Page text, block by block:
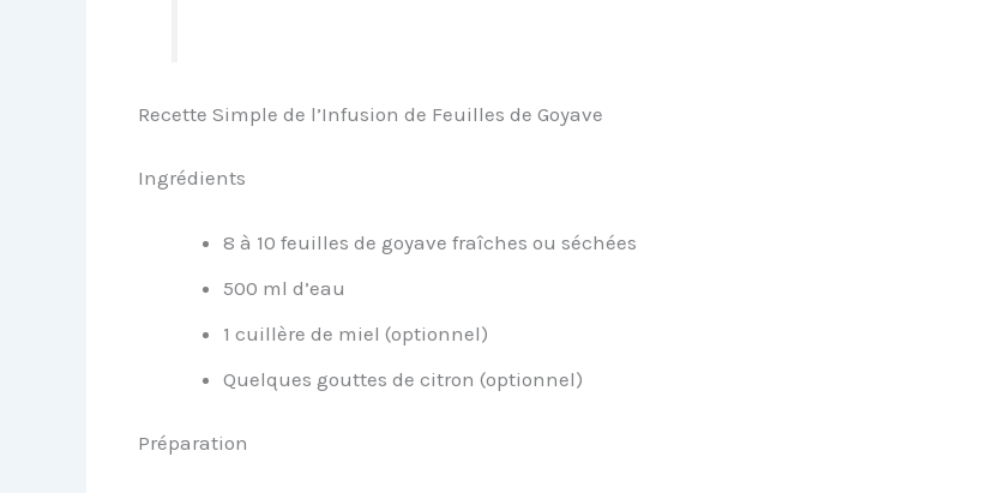
Recette Simple de l’Infusion de Feuilles de Goyave
Ingrédients
8 à 10 feuilles de goyave fraîches ou séchées
500 ml d’eau
1 cuillère de miel (optionnel)
Quelques gouttes de citron (optionnel)
Préparation